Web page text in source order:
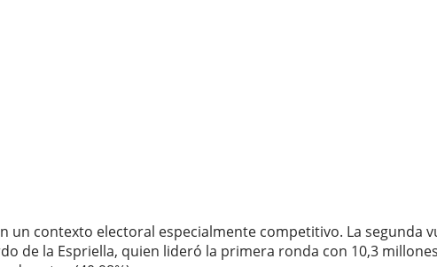
un contexto electoral especialmente competitivo. La
de la Espriella, quien lideró la primera ronda con 10,3